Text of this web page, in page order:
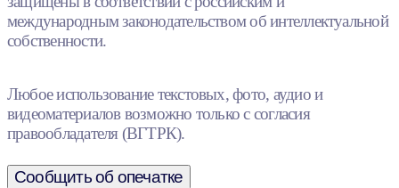
международным законодательством об интеллектуальной
собственности.
Любое использование текстовых, фото, аудио и
видеоматериалов возможно только с согласия
правообладателя (ВГТРК).
Сообщить об опечатке